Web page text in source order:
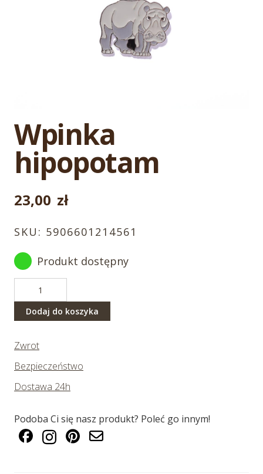
Wpinka
hipopotam
23,00 zł
SKU: 5906601214561
Produkt dostępny
Wpinka
hipopotam
Dodaj do koszyka
Zwrot
Bezpieczeństwo
Dostawa 24h
Podoba Ci się nasz produkt? Poleć go innym!